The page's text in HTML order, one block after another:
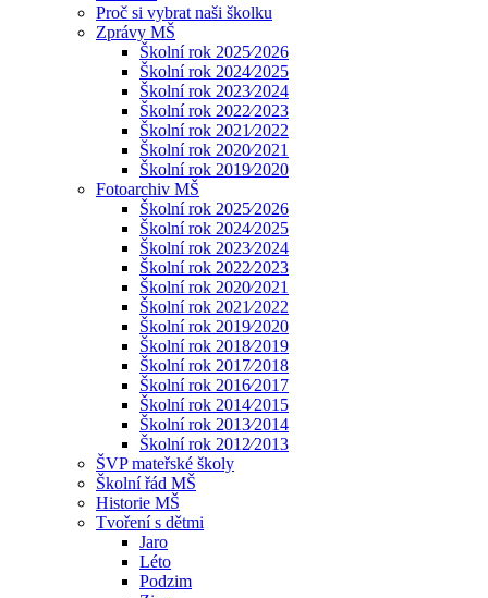
Proč si vybrat naši školku
Zprávy MŠ
Školní rok 2025⁄2026
Školní rok 2024⁄2025
Školní rok 2023⁄2024
Školní rok 2022⁄2023
Školní rok 2021⁄2022
Školní rok 2020⁄2021
Školní rok 2019⁄2020
Fotoarchiv MŠ
Školní rok 2025⁄2026
Školní rok 2024⁄2025
Školní rok 2023⁄2024
Školní rok 2022⁄2023
Školní rok 2020⁄2021
Školní rok 2021⁄2022
Školní rok 2019⁄2020
Školní rok 2018⁄2019
Školní rok 2017⁄2018
Školní rok 2016⁄2017
Školní rok 2014⁄2015
Školní rok 2013⁄2014
Školní rok 2012⁄2013
ŠVP mateřské školy
Školní řád MŠ
Historie MŠ
Tvoření s dětmi
Jaro
Léto
Podzim